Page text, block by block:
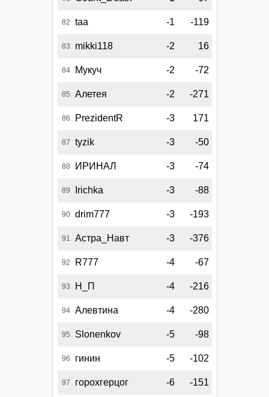
82 taa -1 -119
83 mikki118 -2 16
84 Мукуч -2 -72
85 Алетея -2 -271
86 PrezidentR -3 171
87 tyzik -3 -50
88 ИРИНАЛ -3 -74
89 Irichka -3 -88
90 drim777 -3 -193
91 Астра_Навт -3 -376
92 R777 -4 -67
93 Н_П -4 -216
94 Алевтина -4 -280
95 Slonenkov -5 -98
96 гинин -5 -102
97 горохгерцог -6 -151